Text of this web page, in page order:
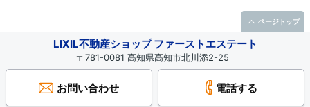
LIXIL不動産ショップ ファーストエステート
〒781-0081 高知県高知市北川添2-25
お問い合わせ 電話する
ページトップ